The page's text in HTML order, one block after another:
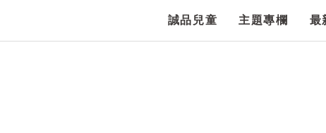
誠品兒童 主題專欄 最